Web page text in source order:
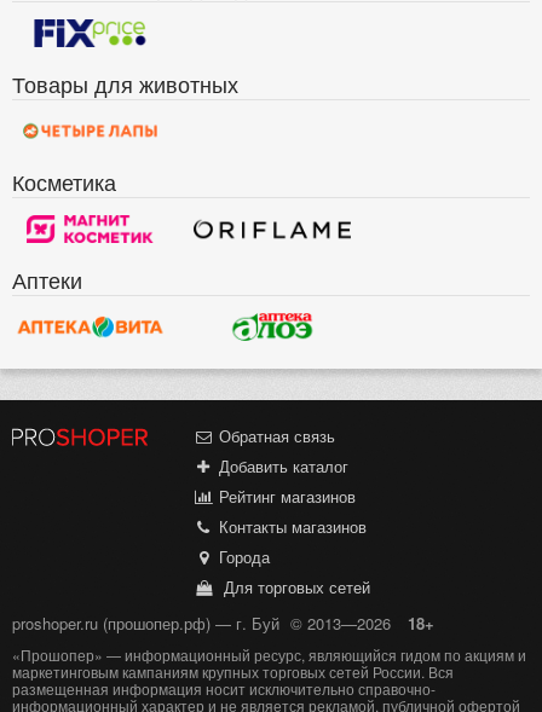
Товары для животных
Косметика
Аптеки
Обратная связь
Добавить каталог
Рейтинг магазинов
Контакты магазинов
Города
Для торговых сетей
proshoper.ru (прошопер.рф) — г. Буй © 2013—2026 18+
«Прошопер» — информационный ресурс, являющийся гидом по акциям и
маркетинговым кампаниям крупных торговых сетей России. Вся
размещенная информация носит исключительно справочно-
информационный характер и не является рекламой, публичной офертой